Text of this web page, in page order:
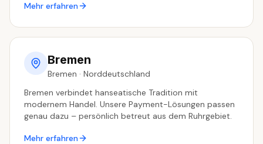
Mehr erfahren
Bremen
Bremen · Norddeutschland
Bremen verbindet hanseatische Tradition mit
modernem Handel. Unsere Payment-Lösungen passen
genau dazu – persönlich betreut aus dem Ruhrgebiet.
Mehr erfahren